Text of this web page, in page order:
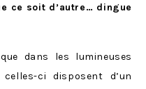
ce soit d’autre… dingue
dans les lumineuses
ci disposent d’un